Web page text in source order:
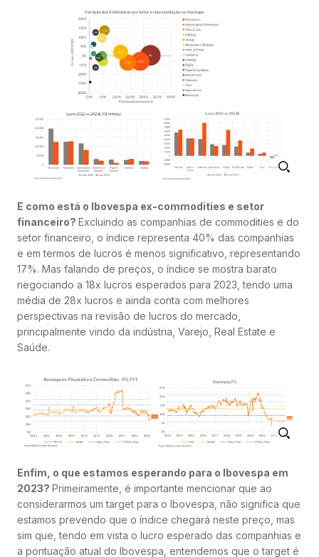
E como está o Ibovespa ex-commodities e setor
financeiro? Excluindo as companhias de commodities e do
setor financeiro, o índice representa 40% das companhias
e em termos de lucros é menos significativo, representando
17%. Mas falando de preços, o índice se mostra barato
negociando a 18x lucros esperados para 2023, tendo uma
média de 28x lucros e ainda conta com melhores
perspectivas na revisão de lucros do mercado,
principalmente vindo da indústria, Varejo, Real Estate e
Saúde.
Enfim, o que estamos esperando para o Ibovespa em
2023? Primeiramente, é importante mencionar que ao
considerarmos um target para o Ibovespa, não significa que
estamos prevendo que o índice chegará neste preço, mas
sim que, tendo em vista o lucro esperado das companhias e
a pontuação atual do Ibovespa, entendemos que o target é